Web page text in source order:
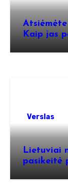
Kaip jas
Verslas
Lietuviai
pasikeitė